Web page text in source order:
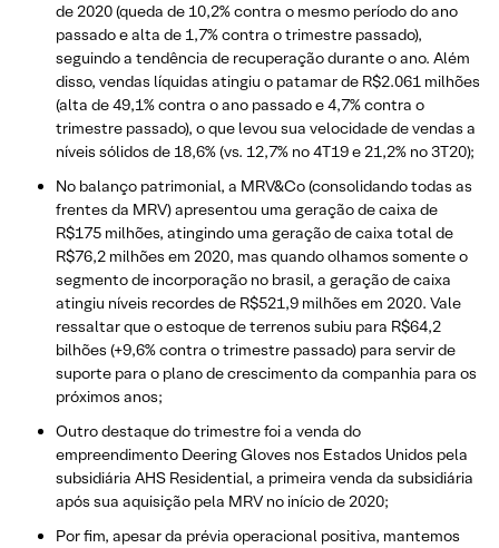
de 2020 (queda de 10,2% contra o mesmo período do ano
passado e alta de 1,7% contra o trimestre passado),
seguindo a tendência de recuperação durante o ano. Além
disso, vendas líquidas atingiu o patamar de R$2.061 milhões
(alta de 49,1% contra o ano passado e 4,7% contra o
trimestre passado), o que levou sua velocidade de vendas a
níveis sólidos de 18,6% (vs. 12,7% no 4T19 e 21,2% no 3T20);
No balanço patrimonial, a MRV&Co (consolidando todas as
frentes da MRV) apresentou uma geração de caixa de
R$175 milhões, atingindo uma geração de caixa total de
R$76,2 milhões em 2020, mas quando olhamos somente o
segmento de incorporação no brasil, a geração de caixa
atingiu níveis recordes de R$521,9 milhões em 2020. Vale
ressaltar que o estoque de terrenos subiu para R$64,2
bilhões (+9,6% contra o trimestre passado) para servir de
suporte para o plano de crescimento da companhia para os
próximos anos;
Outro destaque do trimestre foi a venda do
empreendimento Deering Gloves nos Estados Unidos pela
subsidiária AHS Residential, a primeira venda da subsidiária
após sua aquisição pela MRV no início de 2020;
Por fim, apesar da prévia operacional positiva, mantemos